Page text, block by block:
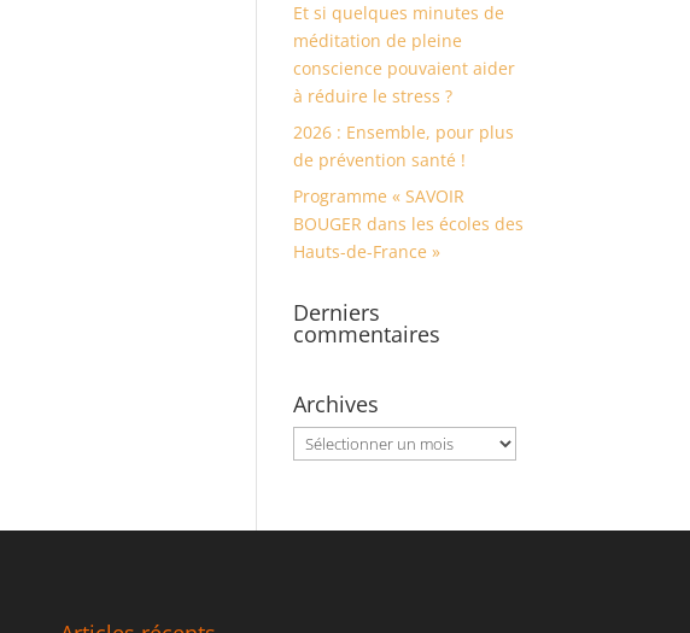
Et si quelques minutes de
méditation de pleine
conscience pouvaient aider
à réduire le stress ?
2026 : Ensemble, pour plus
de prévention santé !
Programme « SAVOIR
BOUGER dans les écoles des
Hauts-de-France »
Derniers
commentaires
Archives
Archives